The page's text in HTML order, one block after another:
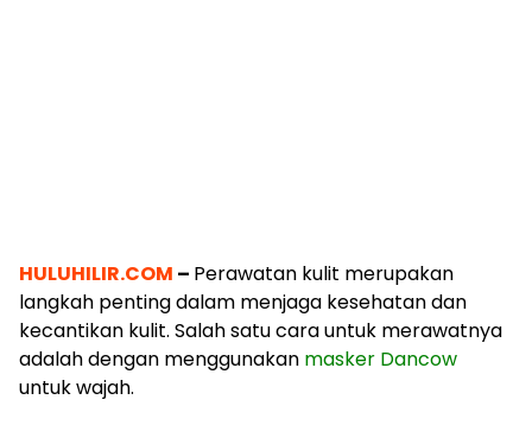
HULUHILIR.COM – Perawatan kulit merupakan
langkah penting dalam menjaga kesehatan dan
kecantikan kulit. Salah satu cara untuk merawatnya
adalah dengan menggunakan masker Dancow
untuk wajah.